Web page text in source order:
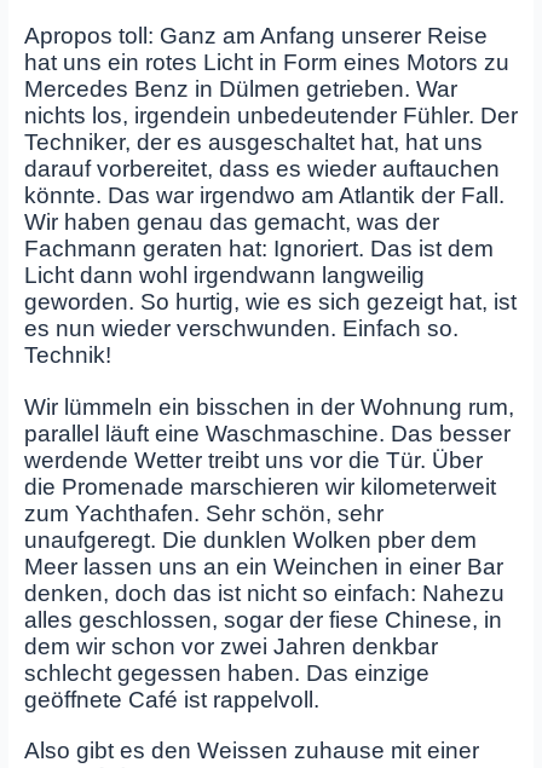
Apropos toll: Ganz am Anfang unserer Reise
hat uns ein rotes Licht in Form eines Motors zu
Mercedes Benz in Dülmen getrieben. War
nichts los, irgendein unbedeutender Fühler. Der
Techniker, der es ausgeschaltet hat, hat uns
darauf vorbereitet, dass es wieder auftauchen
könnte. Das war irgendwo am Atlantik der Fall.
Wir haben genau das gemacht, was der
Fachmann geraten hat: Ignoriert. Das ist dem
Licht dann wohl irgendwann langweilig
geworden. So hurtig, wie es sich gezeigt hat, ist
es nun wieder verschwunden. Einfach so.
Technik!
Wir lümmeln ein bisschen in der Wohnung rum,
parallel läuft eine Waschmaschine. Das besser
werdende Wetter treibt uns vor die Tür. Über
die Promenade marschieren wir kilometerweit
zum Yachthafen. Sehr schön, sehr
unaufgeregt. Die dunklen Wolken pber dem
Meer lassen uns an ein Weinchen in einer Bar
denken, doch das ist nicht so einfach: Nahezu
alles geschlossen, sogar der fiese Chinese, in
dem wir schon vor zwei Jahren denkbar
schlecht gegessen haben. Das einzige
geöffnete Café ist rappelvoll.
Also gibt es den Weissen zuhause mit einer